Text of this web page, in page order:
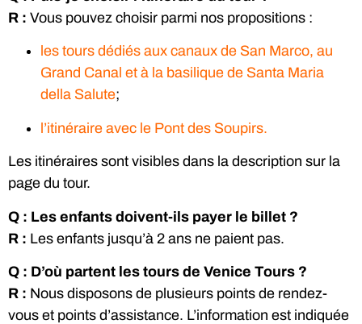
R : Vous pouvez choisir parmi nos propositions :
les tours dédiés aux canaux de San Marco, au
Grand Canal et à la basilique de Santa Maria
della Salute;
l’itinéraire avec le Pont des Soupirs.
Les itinéraires sont visibles dans la description sur la
page du tour.
Q : Les enfants doivent-ils payer le billet ?
R : Les enfants jusqu’à 2 ans ne paient pas.
Q : D’où partent les tours de Venice Tours ?
R : Nous disposons de plusieurs points de rendez-
vous et points d’assistance. L’information est indiquée